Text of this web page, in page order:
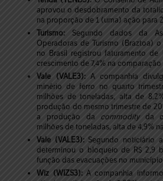
aprovou o desdobramento da
na proporção de 1 (uma) ação para
Turismo: Segundo dados da
Operadoras de Turismo (Braztoa)
no Brasil registrou faturamento de
crescimento de 7,4% na
Vale (VALE3):A companhia
minério de ferro no quarto
milhões de toneladas, alta de
produção do mesmo trimestre de
a produção da commodityda
milhões de toneladas, alta de 4,9%
Vale (VALE3):Segundo noticiário
determinou o bloqueio de R$ 2,9
função das evacuações no
Wiz (WIZS3):A companhia